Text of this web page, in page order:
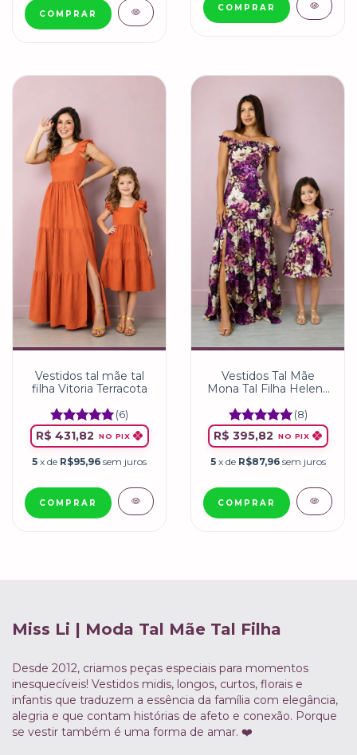
COMPRAR
COMPRAR
Vestidos tal mãe tal
filha Vitoria Terracota
(6)
R$ 431,82 NO PIX
5 x de R$95,96 sem juros
COMPRAR
Vestidos Tal Mãe
Mona Tal Filha Helena
(8)
R$ 395,82 NO PIX
5 x de R$87,96 sem juros
COMPRAR
Miss Li | Moda Tal Mãe Tal Filha
Desde 2012, criamos peças especiais para momentos
inesquecíveis! Vestidos midis, longos, curtos, florais e
infantis que traduzem a essência da família com elegância,
alegria e que contam histórias de afeto e conexão. Porque
se vestir também é uma forma de amar. ❤️